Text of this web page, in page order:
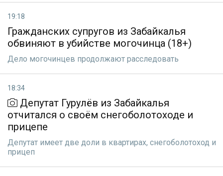
19:18
Гражданских супругов из Забайкалья
обвиняют в убийстве могочинца (18+)
Дело могочинцев продолжают расследовать
18:34
Депутат Гурулёв из Забайкалья
отчитался о своём снегоболотоходе и
прицепе
Депутат имеет две доли в квартирах, снегоболотоход и
прицеп